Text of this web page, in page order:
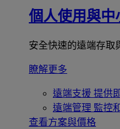
個人使用與中
安全快速的遠端存取
瞭解更多
遠端支援 提供
遠端管理 監控
查看方案與價格